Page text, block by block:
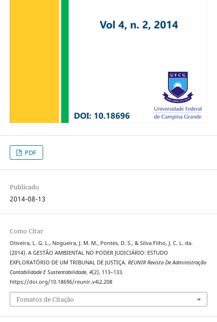
PDF
Publicado
2014-08-13
Como Citar
Oliveira, L. G. L., Nogueira, J. M. M., Pontes, D. S., & Silva Filho, J. C. L. da.
(2014). A GESTÃO AMBIENTAL NO PODER JUDICIÁRIO: ESTUDO
EXPLORATÓRIO DE UM TRIBUNAL DE JUSTIÇA. REUNIR Revista De Administração
Contabilidade E Sustentabilidade, 4(2), 113–133.
https://doi.org/10.18696/reunir.v4i2.208
Fomatos de Citação